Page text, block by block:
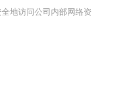
地访问公司内部网络资